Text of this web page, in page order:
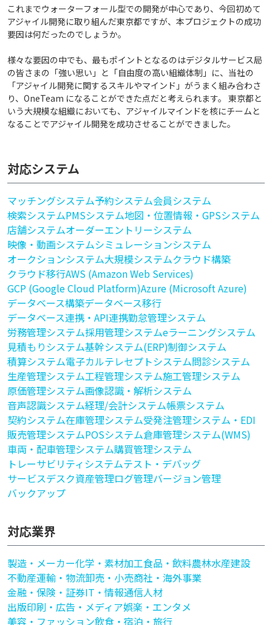
これまでウォーターフォール型での開発が中心であり、今回初めて
アジャイル開発に取り組んだ東京都ですが、本プロジェクトの成功
要因は何だったのでしょうか。
様々な要因の中でも、最もポイントとなるのはデジタルサービス局
の皆さまの「強い思い」と「自由度の高い組織体制」に、当社の
「アジャイル開発に関するスキルやマインド」がうまく組み合わさ
り、OneTeam になることができた点だと考えられます。 東京都と
いう大規模な組織においても、アジャイルマインドを核にチームと
なることでアジャイル開発を成功させることができました。
対応システム
マッチングシステム予約システム会員システム
検索システムPMSシステム地図・位置情報・GPSシステム
店舗システムオーダーエントリーシステム
映像・動画システムシミュレーションシステム
オークションシステム大規模システムクラウド構築
クラウド移行AWS (Amazon Web Services)
GCP (Google Cloud Platform)Azure (Microsoft Azure)
データベース構築データベース移行
データベース連携・API連携勤怠管理システム
労務管理システム採用管理システムeラーニングシステム
見積もりシステム基幹システム(ERP)制御システム
積算システム電子カルテレセプトシステム問診システム
生産管理システム工程管理システム施工管理システム
原価管理システム画像認識・解析システム
音声認識システム経理/会計システム帳票システム
契約システム在庫管理システム受発注管理システム・EDI
販売管理システムPOSシステム倉庫管理システム(WMS)
車両・配車管理システム購買管理システム
トレーサビリティシステムテスト・デバッグ
サービスデスク資産管理ログ管理バージョン管理
バックアップ
対応業界
製造・メーカー化学・素材加工食品・飲料農林水産建設
不動産運輸・物流卸売・小売商社・海外事業
金融・保険・証券IT・情報通信人材
出版印刷・広告・メディア娯楽・エンタメ
美容・ファッション飲食・宿泊・旅行